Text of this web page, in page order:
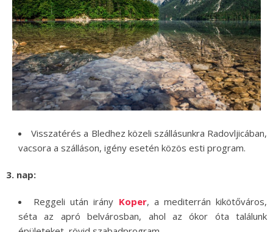
Visszatérés a Bledhez közeli szállásunkra Radovljicában,
vacsora a szálláson, igény esetén közös esti program.
3. nap:
Reggeli után irány Koper, a mediterrán kikötőváros,
séta az apró belvárosban, ahol az ókor óta találunk